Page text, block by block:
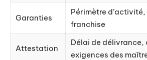
Garanties
Périmètre
franchise
Attestation
Délai de
exigences des